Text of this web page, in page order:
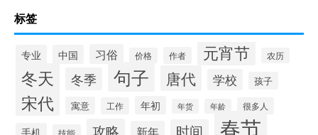
标签
专业 中国 习俗 价格 作者 元宵节 农历
冬天 冬季 句子 唐代 学校 孩子
宋代 寓意 工作 年初 年货 年龄 很多人
攻略 时间 春节